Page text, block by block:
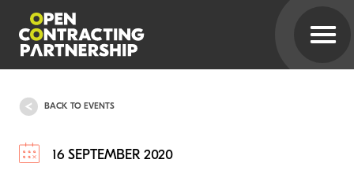
BACK TO EVENTS
16 SEPTEMBER 2020